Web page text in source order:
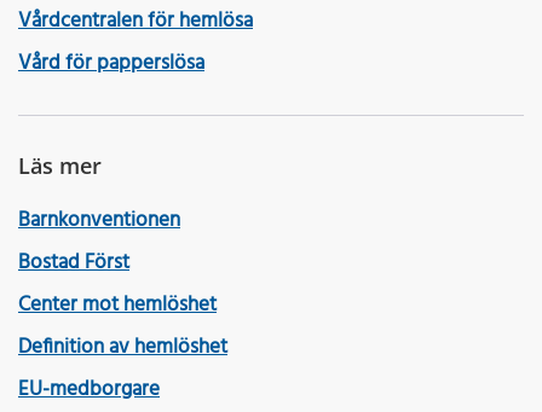
Vårdcentralen för hemlösa
Vård för papperslösa
Läs mer
Barnkonventionen
Bostad Först
Center mot hemlöshet
Definition av hemlöshet
EU-medborgare